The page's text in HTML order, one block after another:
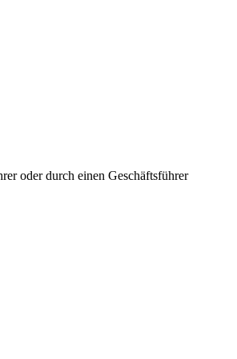
oder durch einen Geschäftsführer